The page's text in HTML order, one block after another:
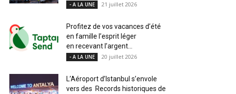
- A LA UNE 21 juillet 2026
Profitez de vos vacances d’été
en famille l’esprit léger
en recevant l’argent...
- A LA UNE 20 juillet 2026
L’Aéroport d’Istanbul s’envole
vers des Records historiques de